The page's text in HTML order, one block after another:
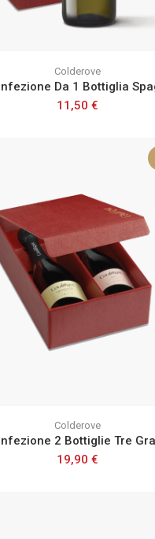
Colderove
11,50 €
Colderove
19,90 €